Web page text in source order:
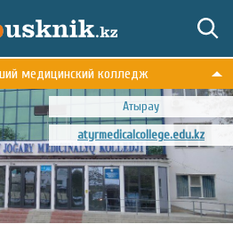
медицинский колледж
Атырау
atyrmedicalcollege.edu.kz